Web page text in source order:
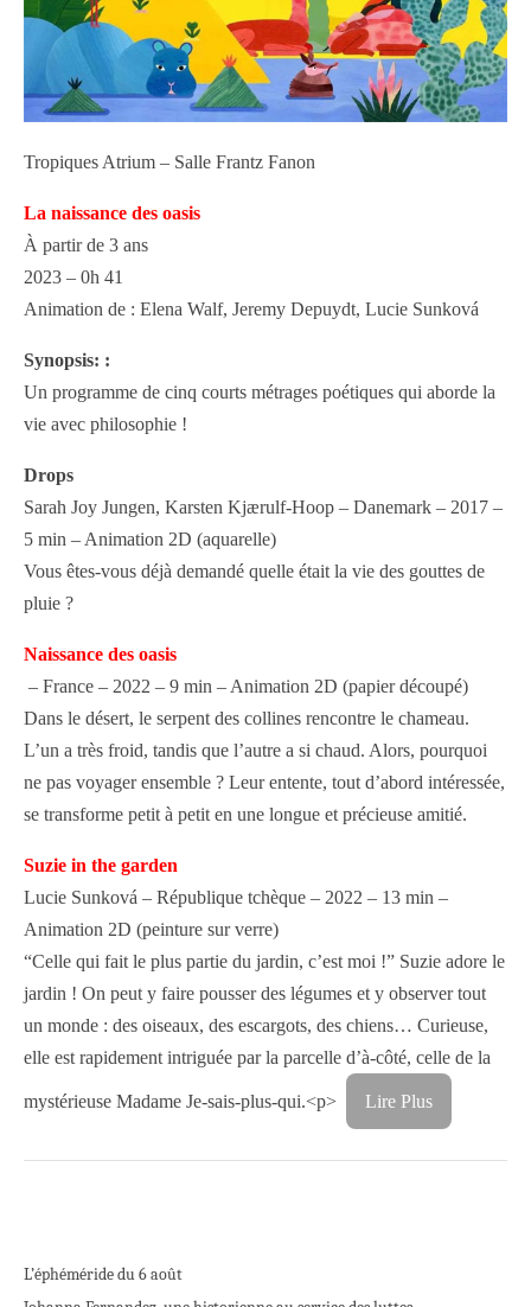
Tropiques Atrium – Salle Frantz Fanon
La naissance des oasis
À partir de 3 ans
2023 – 0h 41
Animation de : Elena Walf, Jeremy Depuydt, Lucie Sunková
Synopsis: :
Un programme de cinq courts métrages poétiques qui aborde la
vie avec philosophie !
Drops
Sarah Joy Jungen, Karsten Kjærulf-Hoop – Danemark – 2017 –
5 min – Animation 2D (aquarelle)
Vous êtes-vous déjà demandé quelle était la vie des gouttes de
pluie ?
Naissance des oasis
– France – 2022 – 9 min – Animation 2D (papier découpé)
Dans le désert, le serpent des collines rencontre le chameau.
L’un a très froid, tandis que l’autre a si chaud. Alors, pourquoi
ne pas voyager ensemble ? Leur entente, tout d’abord intéressée,
se transforme petit à petit en une longue et précieuse amitié.
Suzie in the garden
Lucie Sunková – République tchèque – 2022 – 13 min –
Animation 2D (peinture sur verre)
“Celle qui fait le plus partie du jardin, c’est moi !” Suzie adore le
jardin ! On peut y faire pousser des légumes et y observer tout
un monde : des oiseaux, des escargots, des chiens… Curieuse,
elle est rapidement intriguée par la parcelle d’à-côté, celle de la
mystérieuse Madame Je-sais-plus-qui.<p> Lire Plus
L’éphéméride du 6 août